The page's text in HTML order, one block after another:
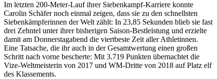
Im letzten 200-Meter-Lauf ihrer Siebenkampf-Karriere konnte
Carolin Schäfer noch einmal zeigen, dass sie zu den schnellsten
Siebenkämpferinnen der Welt zählt: In 23,85 Sekunden blieb sie fast
drei Zehntel unter ihrer bisherigen Saison-Bestleistung und erzielte
damit am Donnerstagabend die viertbeste Zeit aller Athletinnen.
Eine Tatsache, die ihr auch in der Gesamtwertung einen großen
Schritt nach vorne bescherte: Mit 3.719 Punkten übernachtet die
Vize-Weltmeisterin von 2017 und WM-Dritte von 2018 auf Platz elf
des Klassements.